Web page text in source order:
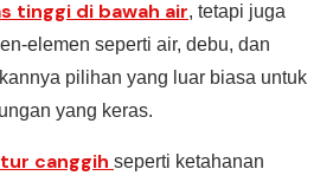
tinggi di bawah air, tetapi juga
elemen seperti air, debu, dan
pilihan yang luar biasa untuk
yang keras.
canggih seperti ketahanan